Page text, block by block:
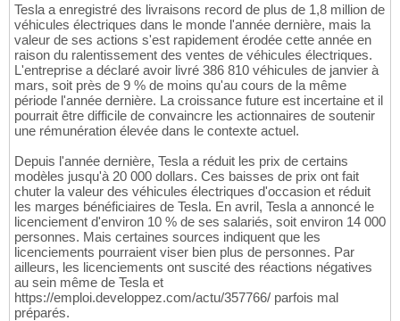
Tesla a enregistré des livraisons record de plus de 1,8 million de
véhicules électriques dans le monde l'année dernière, mais la
valeur de ses actions s'est rapidement érodée cette année en
raison du ralentissement des ventes de véhicules électriques.
L'entreprise a déclaré avoir livré 386 810 véhicules de janvier à
mars, soit près de 9 % de moins qu'au cours de la même
période l'année dernière. La croissance future est incertaine et il
pourrait être difficile de convaincre les actionnaires de soutenir
une rémunération élevée dans le contexte actuel.
Depuis l'année dernière, Tesla a réduit les prix de certains
modèles jusqu'à 20 000 dollars. Ces baisses de prix ont fait
chuter la valeur des véhicules électriques d'occasion et réduit
les marges bénéficiaires de Tesla. En avril, Tesla a annoncé le
licenciement d'environ 10 % de ses salariés, soit environ 14 000
personnes. Mais certaines sources indiquent que les
licenciements pourraient viser bien plus de personnes. Par
ailleurs, les licenciements ont suscité des réactions négatives
au sein même de Tesla et
https://emploi.developpez.com/actu/357766/ parfois mal
préparés.